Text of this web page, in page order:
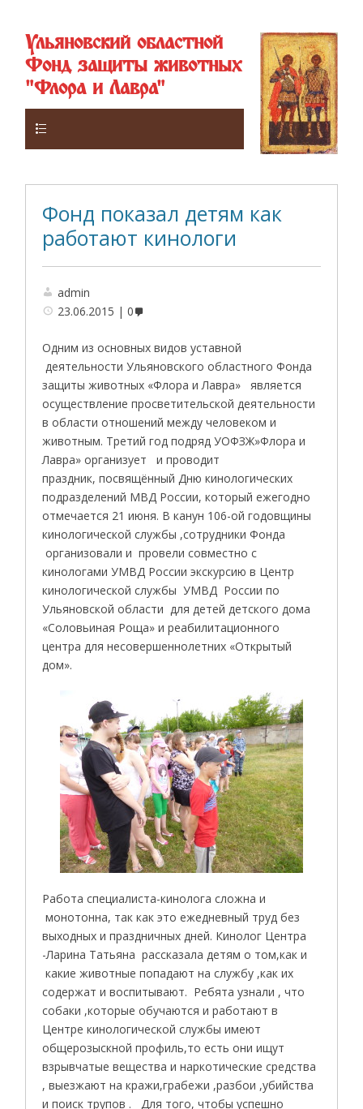
Ульяновский областной
Фонд защиты животных
"Флора и Лавра"
Фонд показал детям как
работают кинологи
admin
23.06.2015
0
Одним из основных видов уставной
деятельности Ульяновского областного Фонда
защиты животных «Флора и Лавра» является
осуществление просветительской деятельности
в области отношений между человеком и
животным. Третий год подряд УОФЗЖ»Флора и
Лавра» организует и проводит
праздник, посвящённый Дню кинологических
подразделений МВД России, который ежегодно
отмечается 21 июня. В канун 106-ой годовщины
кинологической службы ,сотрудники Фонда
организовали и провели совместно с
кинологами УМВД России экскурсию в Центр
кинологической службы УМВД России по
Ульяновской области для детей детского дома
«Соловьиная Роща» и реабилитационного
центра для несовершеннолетних «Открытый
дом».
Работа специалиста-кинолога сложна и
монотонна, так как это ежедневный труд без
выходных и праздничных дней. Кинолог Центра
-Ларина Татьяна рассказала детям о том,как и
какие животные попадают на службу ,как их
содержат и воспитывают. Ребята узнали , что
собаки ,которые обучаются и работают в
Центре кинологической службы имеют
общерозыскной профиль,то есть они ищут
взрывчатые вещества и наркотические средства
, выезжают на кражи,грабежи ,разбои ,убийства
и поиск трупов . Для того, чтобы успешно